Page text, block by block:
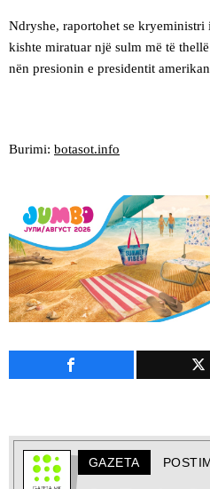
Ndryshe, raportohet se
kishte miratuar një sulm më të
nën presionin e presidentit
Burimi: botasot.info
GAZETA